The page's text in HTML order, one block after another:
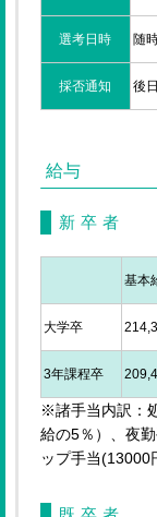
選考日時 随
採否通知 後
給与
新卒者
基本
大学卒
3年課程卒
※諸手当内訳：
給の5％）、夜
ップ手当(13000